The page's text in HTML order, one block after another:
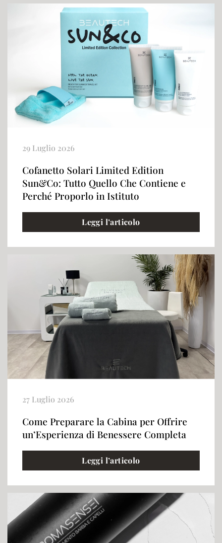
29 Luglio 2026
Cofanetto Solari Limited Edition
Sun&Co: Tutto Quello Che Contiene e
Perché Proporlo in Istituto
Leggi l’articolo
27 Luglio 2026
Come Preparare la Cabina per Offrire
un’Esperienza di Benessere Completa
Leggi l’articolo